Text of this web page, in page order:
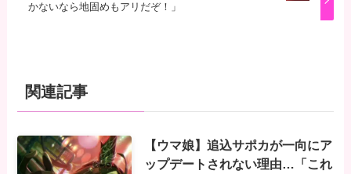
かないなら地固めもアリだぞ！」
関連記事
【ウマ娘】追込サポカが一向にア
ップデートされない理由…「これ